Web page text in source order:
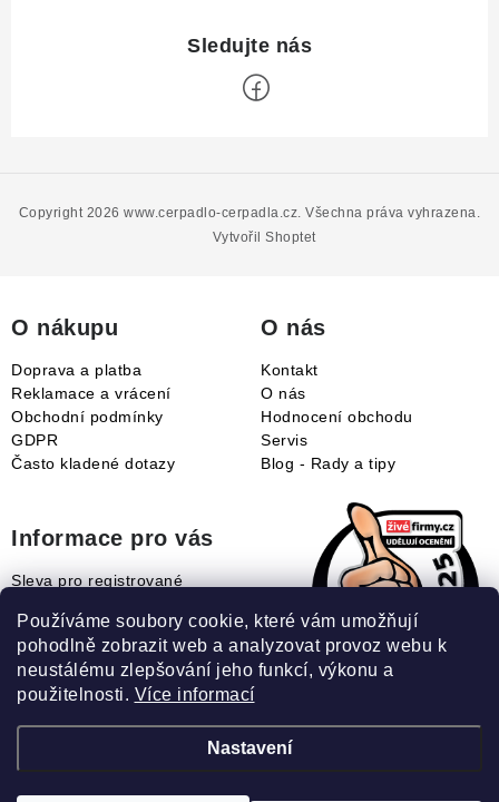
Používáme soubory cookie, které vám umožňují
pohodlně zobrazit web a analyzovat provoz webu k
neustálému zlepšování jeho funkcí, výkonu a
použitelnosti. Více informací
Nastavení
Vytvořil Shoptet
Copyright 2026www.cerpadlo-cerpadla.cz. Všechna práva vyhrazena.
O nákupu
Doprava a platba
Reklamace a vrácení
Obchodní podmínky
GDPR
Často kladené dotazy
O nás
Kontakt
O nás
Hodnocení obchodu
Servis
Blog - Rady a tipy
Informace pro vás
Sleva pro registrované
Jak uplatnit slevový kupón?
Jak nakupovat?
Slovník pojmů
Recenze našeho eshopu: